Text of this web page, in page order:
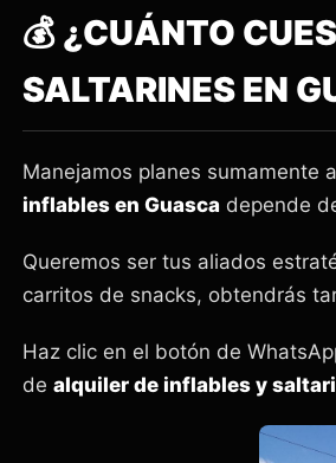
💰 ¿CUÁNTO
SALTARINES EN
Manejamos planes sumamente
inflables en Guasca depende
Queremos ser tus aliados
carritos de snacks, obtendrás
Haz clic en el botón de
de alquiler de inflables y